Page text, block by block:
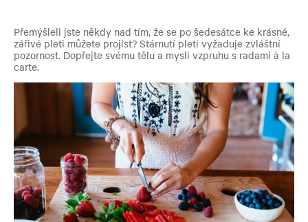
Přemýšleli jste někdy nad tím, že se po šedesátce ke krásné,
zářivé pleti můžete projíst? Stárnutí pleti vyžaduje zvláštní
pozornost. Dopřejte svému tělu a mysli vzpruhu s radami à la
carte.